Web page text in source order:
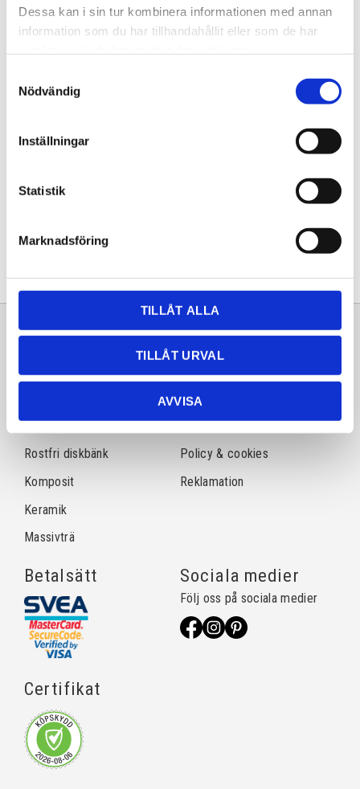
Dessa kan i sin tur kombinera informationen med annan
information som du har tillhandahållit eller som de har
Nödvändig
Inställningar
Statistik
Marknadsföring
TILLÅT ALLA
TILLÅT URVAL
AVVISA
Antal
Lagervara
Artikelnr
20261326
Sortiment
Natursten
Rostfri diskbänk
Komposit
Keramik
Massivträ
Information
Frågor & svar
Köpvillkor
Policy & cookies
Reklamation
Betalsätt
Certifikat
Sociala medier
Följ oss på sociala medier